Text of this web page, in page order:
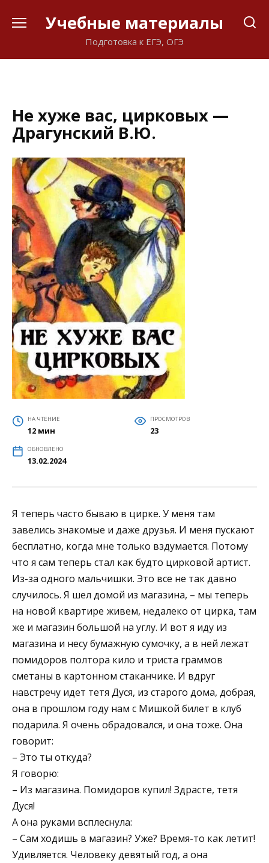
Учебные материалы
Подготовка к ЕГЭ, ОГЭ
Не хуже вас, цирковых —
Драгунский В.Ю.
НА ЧТЕНИЕ
12 мин
ПРОСМОТРОВ
23
ОБНОВЛЕНО
13.02.2024
Я теперь часто бываю в цирке. У меня там
завелись знакомые и даже друзья. И меня пускают
бесплатно, когда мне только вздумается. Потому
что я сам теперь стал как будто цирковой артист.
Из-за одного мальчишки. Это все не так давно
случилось. Я шел домой из магазина, – мы теперь
на новой квартире живем, недалеко от цирка, там
же и магазин большой на углу. И вот я иду из
магазина и несу бумажную сумочку, а в ней лежат
помидоров полтора кило и триста граммов
сметаны в картонном стаканчике. И вдруг
навстречу идет тетя Дуся, из старого дома, добрая,
она в прошлом году нам с Мишкой билет в клуб
подарила. Я очень обрадовался, и она тоже. Она
говорит:
– Это ты откуда?
Я говорю:
– Из магазина. Помидоров купил! Здрасте, тетя
Дуся!
А она руками всплеснула:
– Сам ходишь в магазин? Уже? Время-то как летит!
Удивляется. Человеку девятый год, а она